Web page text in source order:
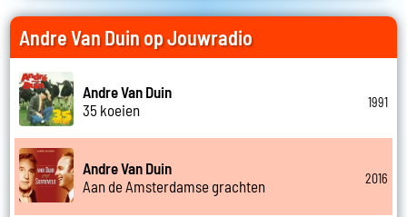
Andre Van Duin op Jouwradio
Andre Van Duin
35 koeien
1991
Andre Van Duin
Aan de Amsterdamse grachten
2016